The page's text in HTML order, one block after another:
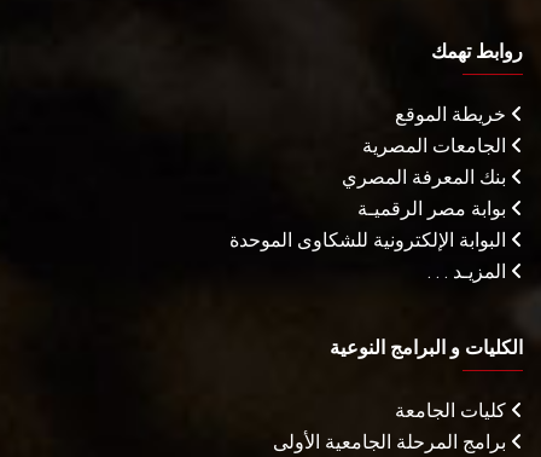
روابط تهمك
خريطة الموقع
الجامعات المصرية
بنك المعرفة المصري
بوابة مصر الرقميـة
البوابة الإلكترونية للشكاوى الموحدة
المزيـد . . .
الكليات و البرامج النوعية
كليات الجامعة
برامج المرحلة الجامعية الأولى